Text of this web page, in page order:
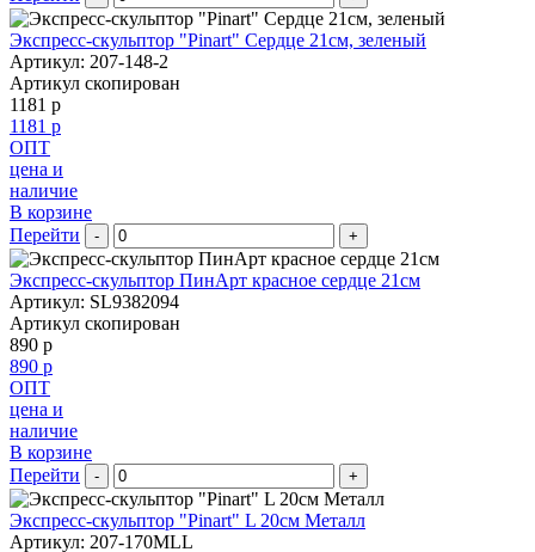
Экспресс-скульптор "Pinart" Сердце 21см, зеленый
Артикул: 207-148-2
Артикул скопирован
1181 р
1181 р
ОПТ
цена и
наличие
В корзине
Перейти
- +
Экспресс-скульптор ПинАрт красное сердце 21см
Артикул: SL9382094
Артикул скопирован
890 р
890 р
ОПТ
цена и
наличие
В корзине
Перейти
- +
Экспресс-скульптор "Pinart" L 20см Металл
Артикул: 207-170MLL